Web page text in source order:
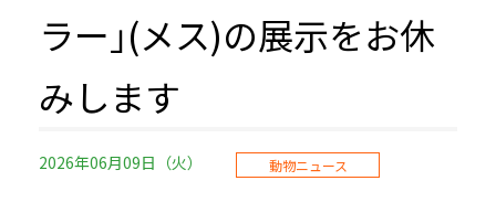
ラー｣(メス)の展示をお休
みします
2026年06月09日（火） 動物ニュース